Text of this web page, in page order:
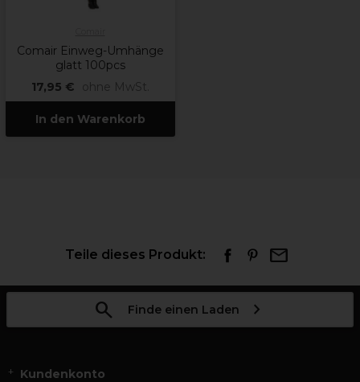
Comair Einweg-Umhänge
glatt 100pcs
17,95 €
ohne MwSt.
In den Warenkorb
Teile dieses Produkt:
Finde einen Laden
Kundenkonto